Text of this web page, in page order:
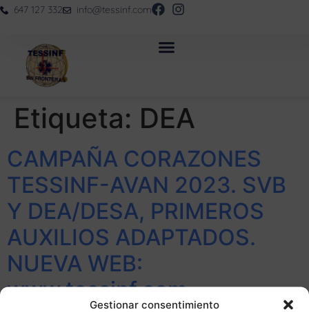
Gestionar consentimiento
647 127 332 info@tessinf.com
Etiqueta: DEA
CAMPAÑA CORAZONES
TESSINF-AVAN 2023. SVB
Y DEA/DESA, PRIMEROS
AUXILIOS ADAPTADOS.
NUEVA WEB:
www.tessinf.com